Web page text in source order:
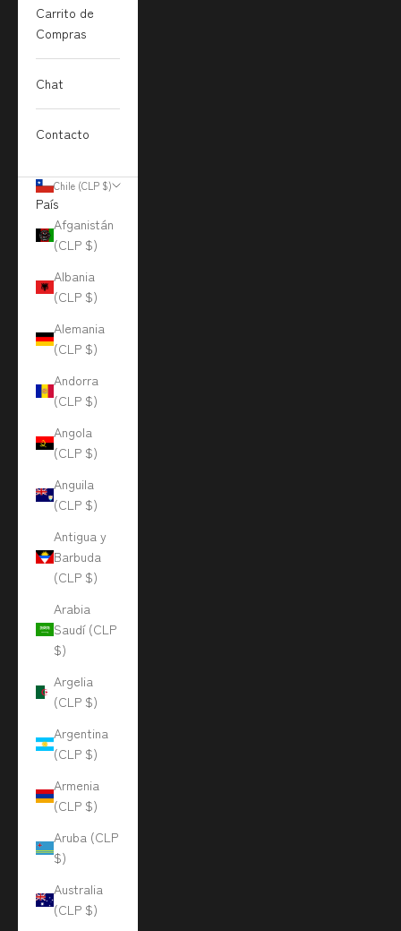
Carrito de
Compras
Chat
Contacto
Chile (CLP $)
País
Afganistán
(CLP $)
Albania
(CLP $)
Alemania
(CLP $)
Andorra
(CLP $)
Angola
(CLP $)
Anguila
(CLP $)
Antigua y
Barbuda
(CLP $)
Arabia
Saudí (CLP
$)
Argelia
(CLP $)
Argentina
(CLP $)
Armenia
(CLP $)
Aruba (CLP
$)
Australia
(CLP $)